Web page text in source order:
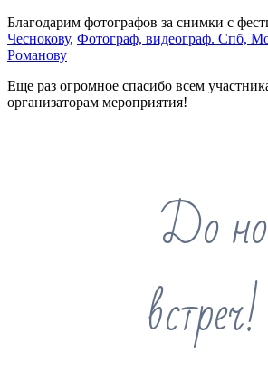
Благодарим фотографов за снимки с
Чеснокову, Фотограф, видеограф. Спб,
Романову
Еще раз огромное спасибо всем
организаторам мероприятия!
До
встреч!